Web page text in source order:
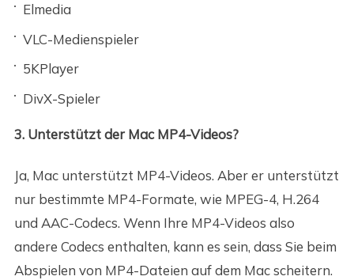
Elmedia
VLC-Medienspieler
5KPlayer
DivX-Spieler
3. Unterstützt der Mac MP4-Videos?
Ja, Mac unterstützt MP4-Videos. Aber er unterstützt
nur bestimmte MP4-Formate, wie MPEG-4, H.264
und AAC-Codecs. Wenn Ihre MP4-Videos also
andere Codecs enthalten, kann es sein, dass Sie beim
Abspielen von MP4-Dateien auf dem Mac scheitern.